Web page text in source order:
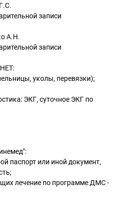
записи
А.Н.
записи
уколы, перевязки);
ЭКГ, суточное ЭКГ по
паспорт или иной документ,
лечение по программе ДМС -